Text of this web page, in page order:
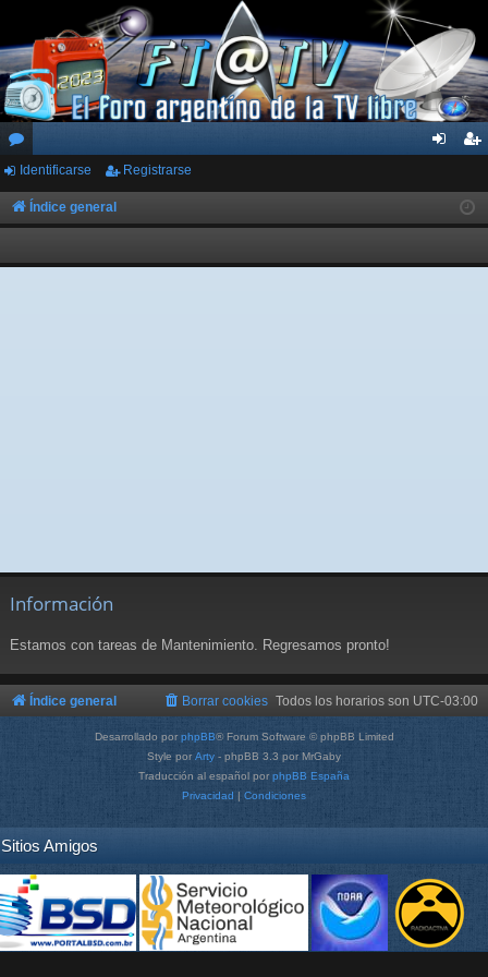
or
os
ar
ist
rs
Identificarse Registrarse
Índice general
Información
Estamos con tareas de Mantenimiento. Regresamos pronto!
Índice general Todos los horarios son UTC-03:00
Borrar cookies
Desarrollado por phpBB® Forum Software © phpBB Limited
Style por Arty - phpBB 3.3 por MrGaby
Traducción al español por phpBB España
Privacidad | Condiciones
Sitios Amigos